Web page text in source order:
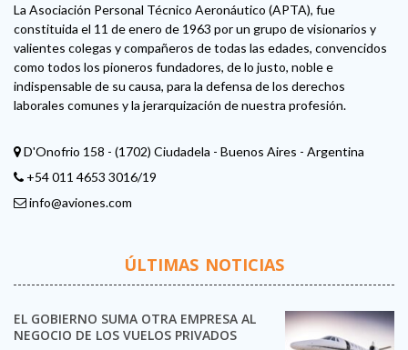
La Asociación Personal Técnico Aeronáutico (APTA), fue
constituida el 11 de enero de 1963 por un grupo de visionarios y
valientes colegas y compañeros de todas las edades, convencidos
como todos los pioneros fundadores, de lo justo, noble e
indispensable de su causa, para la defensa de los derechos
laborales comunes y la jerarquización de nuestra profesión.
D'Onofrio 158 - (1702) Ciudadela - Buenos Aires - Argentina
+54 011 4653 3016/19
info@aviones.com
ÚLTIMAS NOTICIAS
EL GOBIERNO SUMA OTRA EMPRESA AL
NEGOCIO DE LOS VUELOS PRIVADOS